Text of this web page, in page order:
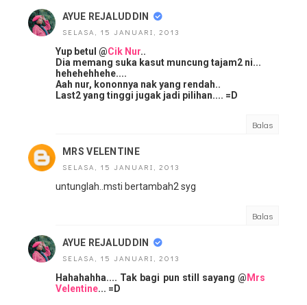
AYUE REJALUDDIN
SELASA, 15 JANUARI, 2013
Yup betul @Cik Nur..
Dia memang suka kasut muncung tajam2 ni...
hehehehhehe....
Aah nur, kononnya nak yang rendah..
Last2 yang tinggi jugak jadi pilihan.... =D
Balas
MRS VELENTINE
SELASA, 15 JANUARI, 2013
untunglah..msti bertambah2 syg
Balas
AYUE REJALUDDIN
SELASA, 15 JANUARI, 2013
Hahahahha.... Tak bagi pun still sayang @ Mrs
Velentine... =D